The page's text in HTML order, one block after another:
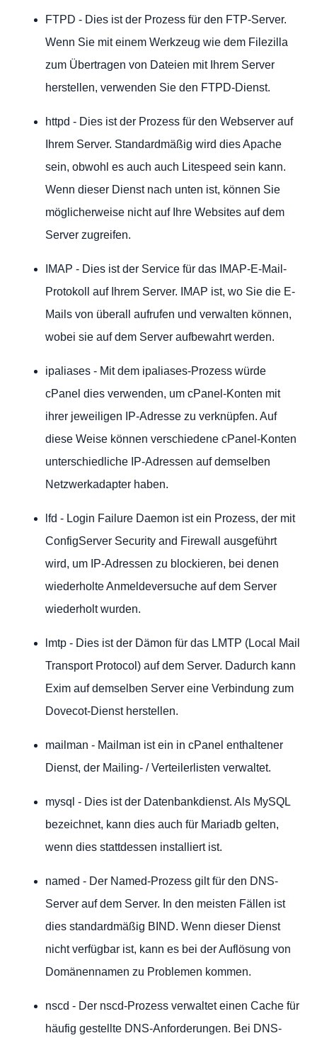
FTPD - Dies ist der Prozess für den FTP-Server.
Wenn Sie mit einem Werkzeug wie dem Filezilla
zum Übertragen von Dateien mit Ihrem Server
herstellen, verwenden Sie den FTPD-Dienst.
httpd - Dies ist der Prozess für den Webserver auf
Ihrem Server. Standardmäßig wird dies Apache
sein, obwohl es auch auch Litespeed sein kann.
Wenn dieser Dienst nach unten ist, können Sie
möglicherweise nicht auf Ihre Websites auf dem
Server zugreifen.
IMAP - Dies ist der Service für das IMAP-E-Mail-
Protokoll auf Ihrem Server. IMAP ist, wo Sie die E-
Mails von überall aufrufen und verwalten können,
wobei sie auf dem Server aufbewahrt werden.
ipaliases - Mit dem ipaliases-Prozess würde
cPanel dies verwenden, um cPanel-Konten mit
ihrer jeweiligen IP-Adresse zu verknüpfen. Auf
diese Weise können verschiedene cPanel-Konten
unterschiedliche IP-Adressen auf demselben
Netzwerkadapter haben.
lfd - Login Failure Daemon ist ein Prozess, der mit
ConfigServer Security and Firewall ausgeführt
wird, um IP-Adressen zu blockieren, bei denen
wiederholte Anmeldeversuche auf dem Server
wiederholt wurden.
lmtp - Dies ist der Dämon für das LMTP (Local Mail
Transport Protocol) auf dem Server. Dadurch kann
Exim auf demselben Server eine Verbindung zum
Dovecot-Dienst herstellen.
mailman - Mailman ist ein in cPanel enthaltener
Dienst, der Mailing- / Verteilerlisten verwaltet.
mysql - Dies ist der Datenbankdienst. Als MySQL
bezeichnet, kann dies auch für Mariadb gelten,
wenn dies stattdessen installiert ist.
named - Der Named-Prozess gilt für den DNS-
Server auf dem Server. In den meisten Fällen ist
dies standardmäßig BIND. Wenn dieser Dienst
nicht verfügbar ist, kann es bei der Auflösung von
Domänennamen zu Problemen kommen.
nscd - Der nscd-Prozess verwaltet einen Cache für
häufig gestellte DNS-Anforderungen. Bei DNS-